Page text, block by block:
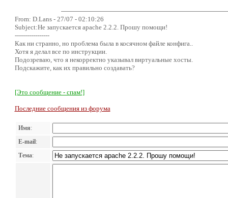
From: D.Lans - 27/07 - 02:10:26
Subject:Не запускается apache 2.2.2. Прошу помощи!
-----------------
Как ни странно, но проблема была в косячном файле конфига..
Хотя я делал все по инструкции.
Подозреваю, что я некорректно указывал виртуальные хосты.
Подскажите, как их правильно создавать?
[Это сообщение - спам!]
Последние сообщения из форума
Имя:
E-mail:
Тема: